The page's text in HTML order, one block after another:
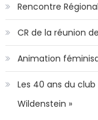
Rencontre
CR de la réunion
Animation
Les 40 ans du
Wildenstein »